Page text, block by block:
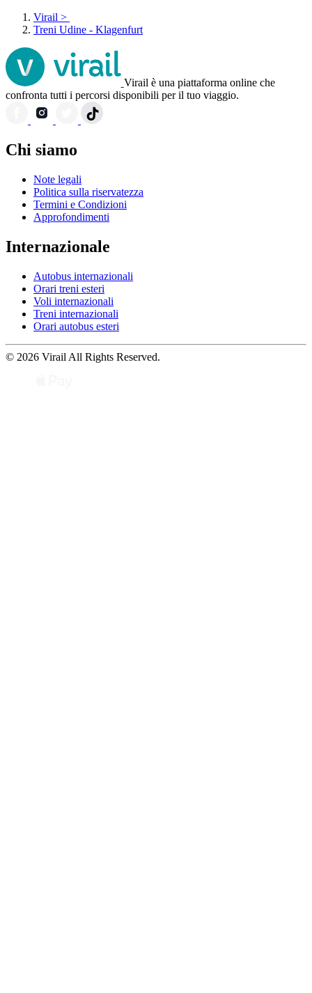
Virail >
Treni Udine - Klagenfurt
Virail è una piattaforma online che
confronta tutti i percorsi disponibili per il tuo viaggio.
Chi siamo
Note legali
Politica sulla riservatezza
Termini e Condizioni
Approfondimenti
Internazionale
Autobus internazionali
Orari treni esteri
Voli internazionali
Treni internazionali
Orari autobus esteri
© 2026 Virail All Rights Reserved.